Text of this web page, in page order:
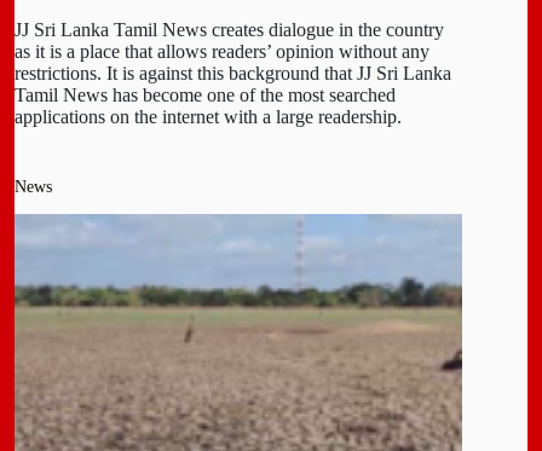
JJ Sri Lanka Tamil News creates dialogue in the country
as it is a place that allows readers’ opinion without any
restrictions. It is against this background that JJ Sri Lanka
Tamil News has become one of the most searched
applications on the internet with a large readership.
News